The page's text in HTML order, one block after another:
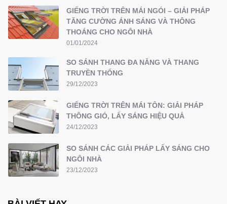
GIẾNG TRỜI TRÊN MÁI NGÓI – GIẢI PHÁP
TĂNG CƯỜNG ÁNH SÁNG VÀ THÔNG
THOÁNG CHO NGÔI NHÀ
01/01/2024
SO SÁNH THANG ĐA NĂNG VÀ THANG
TRUYỀN THỐNG
29/12/2023
GIẾNG TRỜI TRÊN MÁI TÔN: GIẢI PHÁP
THÔNG GIÓ, LẤY SÁNG HIỆU QUẢ
24/12/2023
SO SÁNH CÁC GIẢI PHÁP LẤY SÁNG CHO
NGÔI NHÀ
23/12/2023